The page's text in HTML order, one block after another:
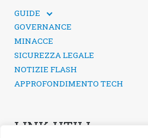
GUIDE
SICUREZZA DEI SOCIAL MEDIA
GOVERNANCE
MINACCE
SICUREZZA LEGALE
NOTIZIE FLASH
APPROFONDIMENTO TECH
LINK UTILI